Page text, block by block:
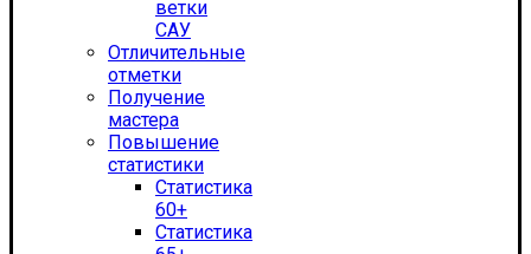
ветки
САУ
Отличительные
отметки
Получение
мастера
Повышение
статистики
Статистика
60+
Статистика